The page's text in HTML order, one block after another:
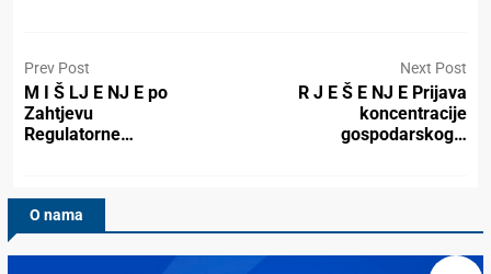
Prev Post
M I Š LJ E NJ E po
Zahtjevu
Regulatorne…
Next Post
R J E Š E NJ E Prijava
koncentracije
gospodarskog…
O nama